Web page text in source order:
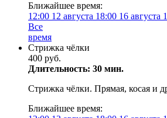
Ближайшее время:
12:00 12 августа 18:00 16 августа
Все
время
Стрижка чёлки
400 руб.
Длительность: 30 мин.
Стрижка чёлки. Прямая, косая и
Ближайшее время: